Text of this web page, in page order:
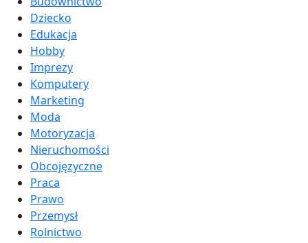
Dziecko
Edukacja
Hobby
Imprezy
Komputery
Marketing
Moda
Motoryzacja
Nieruchomości
Obcojęzyczne
Praca
Prawo
Przemysł
Rolnictwo